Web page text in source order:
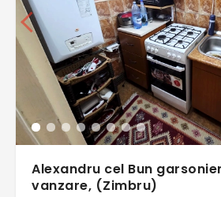
Alexandru cel Bun
vanzare, (Zimbru)